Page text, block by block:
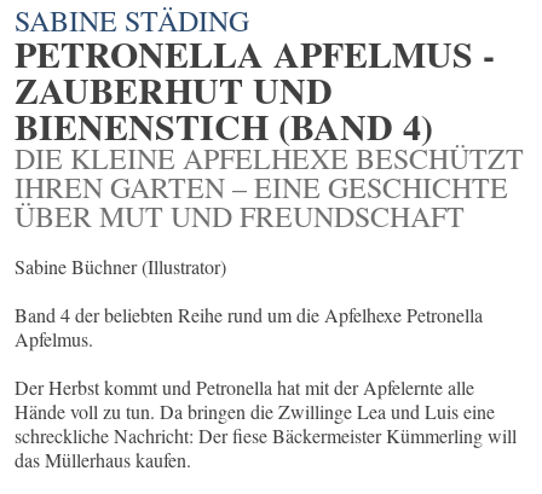
SABINE STÄDING
PETRONELLA APFELMUS -
ZAUBERHUT UND
BIENENSTICH (BAND 4)
DIE KLEINE APFELHEXE BESCHÜTZT
IHREN GARTEN – EINE GESCHICHTE
ÜBER MUT UND FREUNDSCHAFT
Sabine Büchner (Illustrator)
Band 4 der beliebten Reihe rund um die Apfelhexe Petronella
Apfelmus.
Der Herbst kommt und Petronella hat mit der Apfelernte alle
Hände voll zu tun. Da bringen die Zwillinge Lea und Luis eine
schreckliche Nachricht: Der fiese Bäckermeister Kümmerling will
das Müllerhaus kaufen.